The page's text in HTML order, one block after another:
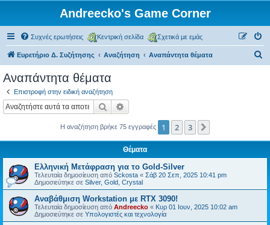
Andreecko's Game Corner
Συχνές ερωτήσεις Κεντρική σελίδα Σχετικά με εμάς
Ευρετήριο Δ. Συζήτησης Αναζήτηση Αναπάντητα θέματα
η
Αναπάντητα θέματα
Επιστροφή στην ειδική αναζήτηση
Αναζήτηση
Η αναζήτηση βρήκε 75 εγγραφές 1 2 3
Θέματα
Ελληνική Μετάφραση για το Gold-Silver
Τελευταία δημοσίευση από Sckosta « Σάβ 20 Σεπ, 2025 10:41 pm
Δημοσιεύτηκε σε Silver, Gold, Crystal
Αναβάθμιση Workstation με RTX 3090!
Τελευταία δημοσίευση από Andreecko « Κυρ 01 Ιουν, 2025 10:02 am
Δημοσιεύτηκε σε Υπολογιστές και τεχνολογία